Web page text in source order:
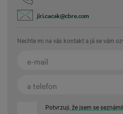
jiri.cacak@cbre.com
Nechte mi na vás kontakt a já se vám
Potvrzuji , že jsem se